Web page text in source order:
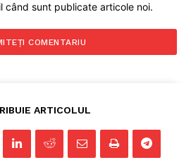
când sunt publicate articole noi.
ARTICOLUL